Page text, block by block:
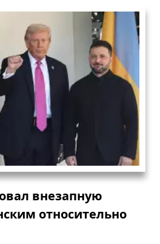
внезапную
относительно